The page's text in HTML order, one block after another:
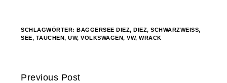
SCHLAGWÖRTER: BAGGERSEE DIEZ, DIEZ,SCHWARZWEISS
,
SEE, TAUCHEN,UW,VOLKSWAGEN,VW,WRACK
Continue
Previous Post